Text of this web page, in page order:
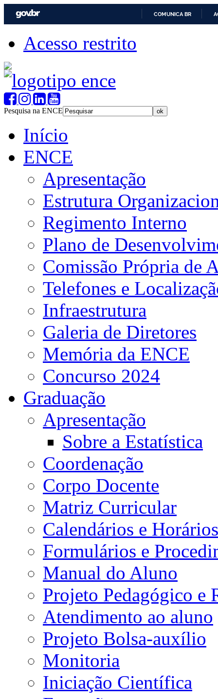
COMUNICA BR
Acesso restrito
Pesquisa na ENCE
Início
ENCE
Apresentação
Estrutura
Regimento Interno
Plano de
Comissão Própria de
Telefones e
Infraestrutura
Galeria de Diretores
Memória da ENCE
Concurso 2024
Graduação
Apresentação
Sobre a Estatística
Coordenação
Corpo Docente
Matriz Curricular
Calendários e Horários
Formulários e
Manual do Aluno
Projeto Pedagógico e
Atendimento ao aluno
Projeto Bolsa-auxílio
Monitoria
Iniciação Científica